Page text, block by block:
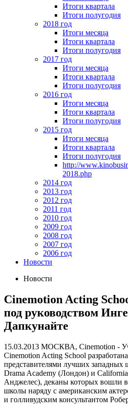
Итоги квартала
Итоги полугодия
2018 год
Итоги месяца
Итоги квартала
Итоги полугодия
2017 год
Итоги месяца
Итоги квартала
Итоги полугодия
2016 год
Итоги месяца
Итоги квартала
Итоги полугодия
2015 год
Итоги месяца
Итоги квартала
Итоги полугодия
http://
2018.php
2014 год
2013 год
2012 год
2011 год
2010 год
2009 год
2008 год
2007 год
2006 год
Новости
Новости
Cinemotion Acting
под руководством
Дапкунайте
15.03.2013 МОСКВА, Cinemotion -
Cinemotion Acting School
представителями лучших западных
Drama Academy (Лондон) и
Анджелес), деканы которых вошли в
школы наряду с американским
и голливудским консультантом